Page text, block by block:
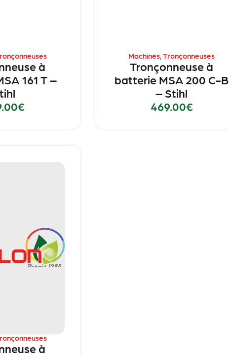
à
161 T –
€
Machines ,Tronçonneuses
Tronçonneuse à
batterie MSA 200 C-B
– Stihl
469.00€
à